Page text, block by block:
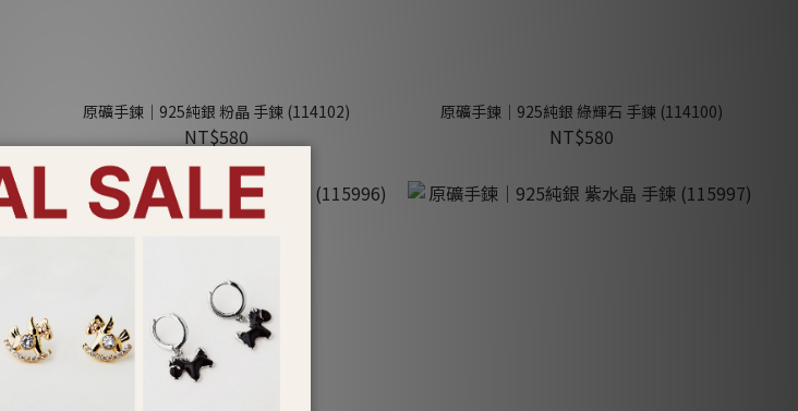
原礦手鍊｜925純銀 粉晶 手鍊 (114102)
NT$580
原礦手鍊｜925純銀 綠輝石 手鍊 (114100)
NT$580